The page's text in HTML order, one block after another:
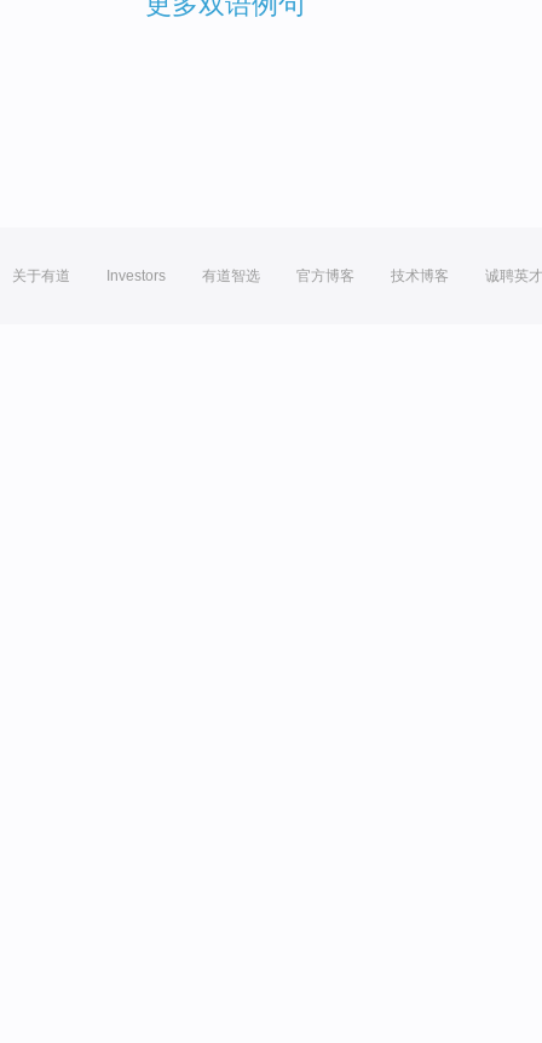
关于有道 Investors 有道智选 官方博客 技术博客 诚聘英才